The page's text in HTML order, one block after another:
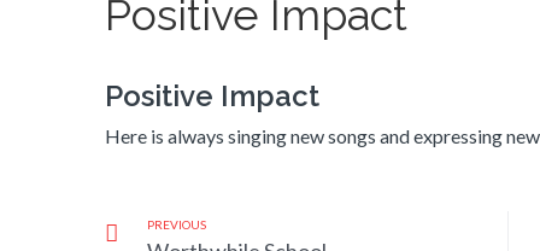
Positive Impact
Positive Impact
Here is always singing new songs and expressing
PREVIOUS